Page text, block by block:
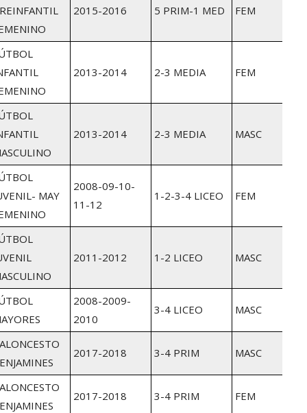
2015-2016 5 PRIM-1 MED FEM
2013-2014 2-3 MEDIA FEM
2013-2014 2-3 MEDIA MASC
MAY
2008-09-10-
11-12
1-2-3-4 LICEO FEM
2011-2012 1-2 LICEO MASC
2008-2009-
2010
3-4 LICEO MASC
2017-2018 3-4 PRIM MASC
2017-2018 3-4 PRIM FEM